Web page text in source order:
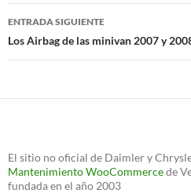
entradas
ENTRADA SIGUIENTE
Los Airbag de las minivan 2007 y
El sitio no oficial de Daimler y
Mantenimiento WooCommercede
fundada en el año 2003